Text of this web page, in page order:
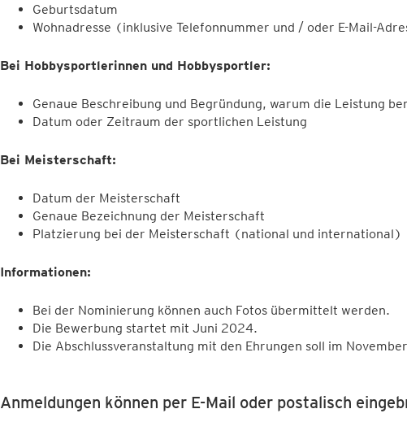
Geburtsdatum
Wohnadresse (inklusive Telefonnummer und / oder E-Mail-
Bei Hobbysportlerinnen und Hobbysportler:
Genaue Beschreibung und Begründung, warum die Leistung
Datum oder Zeitraum der sportlichen Leistung
Bei Meisterschaft:
Datum der Meisterschaft
Genaue Bezeichnung der Meisterschaft
Platzierung bei der Meisterschaft (national und international)
Informationen:
Bei der Nominierung können auch Fotos übermittelt werden.
Die Bewerbung startet mit Juni 2024.
Die Abschlussveranstaltung mit den Ehrungen soll im
Anmeldungen können per E-Mail oder postalisch